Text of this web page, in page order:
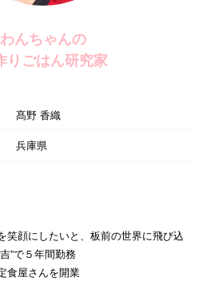
わんちゃんの
りごはん研究家
髙野 香織
兵庫県
笑顔にしたいと、板前の世界に飛び込
”で５年間勤務
食屋さんを開業